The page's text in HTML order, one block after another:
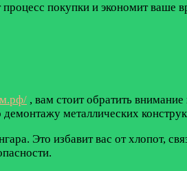
покупки и экономит ваше
, вам стоит обратить
металлических
Это избавит вас от хлопот,